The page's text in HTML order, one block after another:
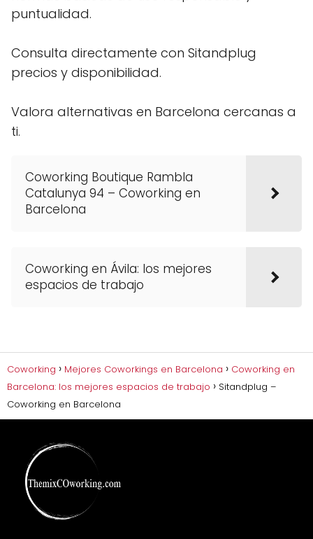
puntualidad.
Consulta directamente con Sitandplug
precios y disponibilidad.
Valora alternativas en Barcelona cercanas a
ti.
Coworking Boutique Rambla
Catalunya 94 – Coworking en
Barcelona
Coworking en Ávila: los mejores
espacios de trabajo
Coworking Mejores Coworkings en Barcelona
Coworking en
Barcelona: los mejores espacios de trabajo
Sitandplug –
Coworking en Barcelona